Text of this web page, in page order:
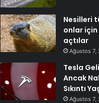
Nesilleri
onlar için
açtılar
Ağustos 7,
Tesla
Ancak
Sıkıntı
Ağustos 7,